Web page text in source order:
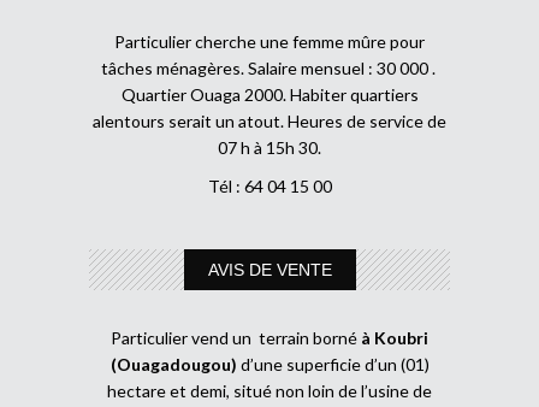
Particulier cherche une femme mûre pour
tâches ménagères. Salaire mensuel : 30 000 .
Quartier Ouaga 2000. Habiter quartiers
alentours serait un atout. Heures de service de
07 h à 15h 30.
Tél : 64 04 15 00
AVIS DE VENTE
Particulier vend un terrain borné à Koubri
(Ouagadougou) d’une superficie d’un (01)
hectare et demi, situé non loin de l’usine de